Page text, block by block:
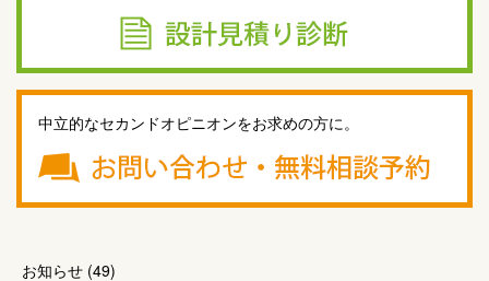
中立的なセカンドオピニオンをお求めの方に。
お知らせ (49)